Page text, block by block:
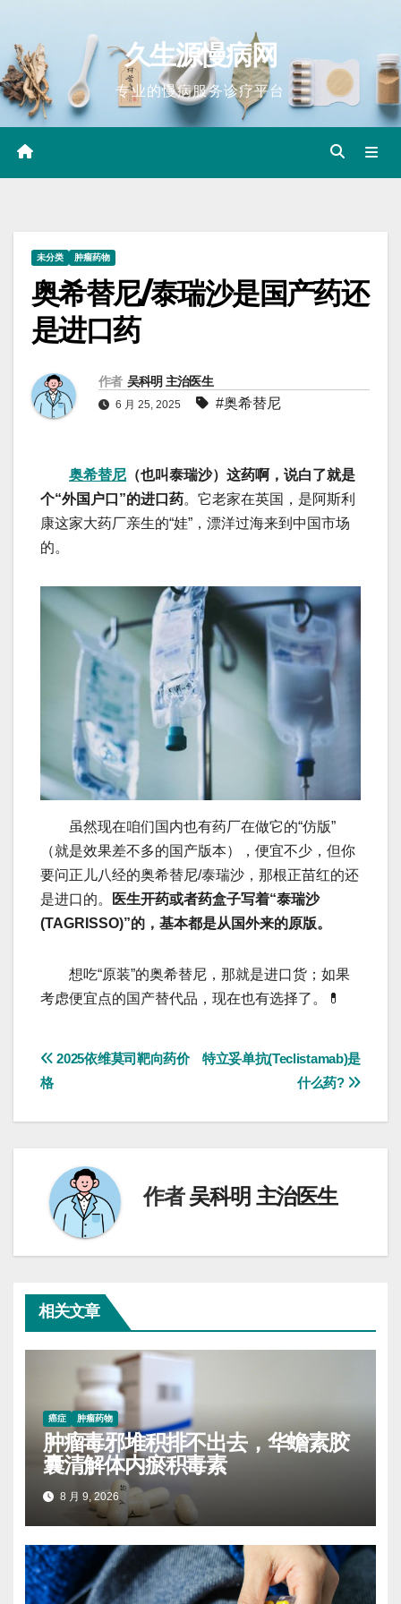
content
久生源慢病网
专业的慢病服务诊疗平台
未分类 肿瘤药物
奥希替尼/泰瑞沙是国产药还
是进口药
作者 吴科明 主治医生
6 月 25, 2025 #奥希替尼
奥希替尼 （也叫泰瑞沙）这药啊，说白了就是
个“外国户口”的进口药。它老家在英国，是阿斯利
康这家大药厂亲生的“娃”，漂洋过海来到中国市场
的。
虽然现在咱们国内也有药厂在做它的“仿版”
（就是效果差不多的国产版本），便宜不少，但你
要问‌正儿八经的奥希替尼/泰瑞沙‌，那根正苗红的还
是进口的。
医生开药或者药盒子写着“泰瑞沙
(TAGRISSO)”的，基本都是从国外来的原版。
想吃“原装”的奥希替尼，那就是进口货；如果
考虑便宜点的国产替代品，现在也有选择了。💊
文
章
航
特立妥单抗(Teclistamab)是
什么药?
2025依维莫司靶向药价
格
作者吴科明 主治医生
相关文章
癌症 肿瘤药物
肿瘤毒邪堆积排不出去，华蟾素胶
囊清解体内瘀积毒素
8 月 9, 2026